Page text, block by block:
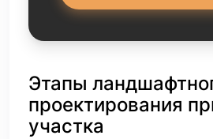
Этапы
проектирования
участка